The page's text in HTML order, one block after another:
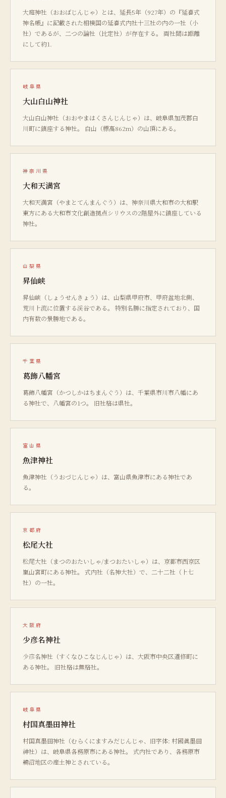
大庭神社（おおばじんじゃ）とは、延長5年（927年）の『延喜式
神名帳』に記載された相模国の延喜式内社十三社の内の一社（小
社）であるが、二つの論社（比定社）が存在する。 両社間は距離
にして約1.
岐阜県
大山白山神社
大山白山神社（おおやまはくさんじんじゃ）は、岐阜県加茂郡白
川町に鎮座する神社。 白山（標高862m）の山頂にある。
神奈川県
大和天満宮
大和天満宮（やまとてんまんぐう）は、神奈川県大和市の大和駅
東方にある大和市文化創造拠点シリウスの2階屋外に鎮座している
神社。
山梨県
昇仙峡
昇仙峡（しょうせんきょう）は、山梨県甲府市、甲府盆地北側、
荒川上流に位置する渓谷である。 特別名勝に指定されており、国
内有数の景勝地である。
千葉県
葛飾八幡宮
葛飾八幡宮（かつしかはちまんぐう）は、千葉県市川市八幡にあ
る神社で、八幡宮の1つ。 旧社格は県社。
富山県
魚津神社
魚津神社（うおづじんじゃ）は、富山県魚津市にある神社であ
る。
京都府
松尾大社
松尾大社（まつのおたいしゃ/まつおたいしゃ）は、京都市西京区
嵐山宮町にある神社。 式内社（名神大社）で、二十二社（上七
社）の一社。
大阪府
少彦名神社
少彦名神社（すくなひこなじんじゃ）は、大阪市中央区道修町に
ある神社。 旧社格は無格社。
岐阜県
村国真墨田神社
村国真墨田神社（むらくにますみだじんじゃ、旧字体: 村國眞墨󠄀田
神󠄀社󠄁）は、岐阜県各務原市にある神社。 式内社であり、各務原市
鵜沼地区の産土神とされている。